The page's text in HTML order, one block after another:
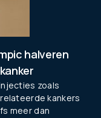
halveren
zoals
kankers
meer dan